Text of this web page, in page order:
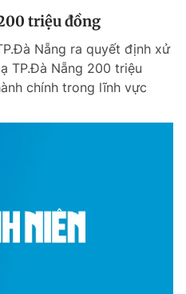
triệu đồng
Nẵng ra quyết định xử
TP.Đà Nẵng 200 triệu
chính trong lĩnh vực